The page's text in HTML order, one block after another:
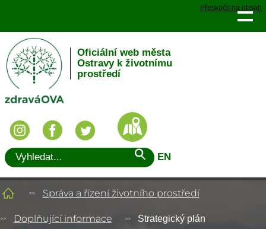
Přeskočit na obsah
Oficiální web města
Ostravy k životnímu
prostředí
EN
Správa a řízení životního prostředí
Doplňující informace Strategický plán